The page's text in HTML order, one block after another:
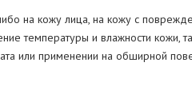
на кожу лица, на кожу с
температуры и влажности кожи,
или применении на обширной